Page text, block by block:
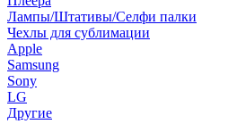
Лампы/Штативы/Селфи палки
Чехлы для сублимации
Apple
Samsung
Sony
LG
Другие